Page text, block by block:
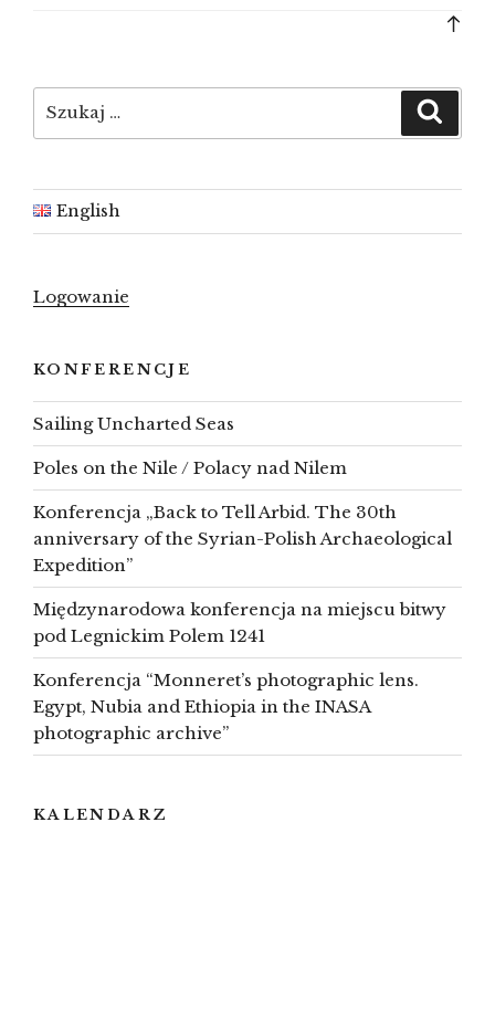
English
Logowanie
KONFERENCJE
Sailing Uncharted Seas
Poles on the Nile / Polacy nad Nilem
Konferencja „Back to Tell Arbid. The 30th
anniversary of the Syrian-Polish Archaeological
Expedition”
Międzynarodowa konferencja na miejscu bitwy
pod Legnickim Polem 1241
Konferencja “Monneret’s photographic lens.
Egypt, Nubia and Ethiopia in the INASA
photographic archive”
KALENDARZ